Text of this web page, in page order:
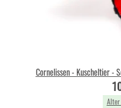
Cornelissen - Kuscheltier -